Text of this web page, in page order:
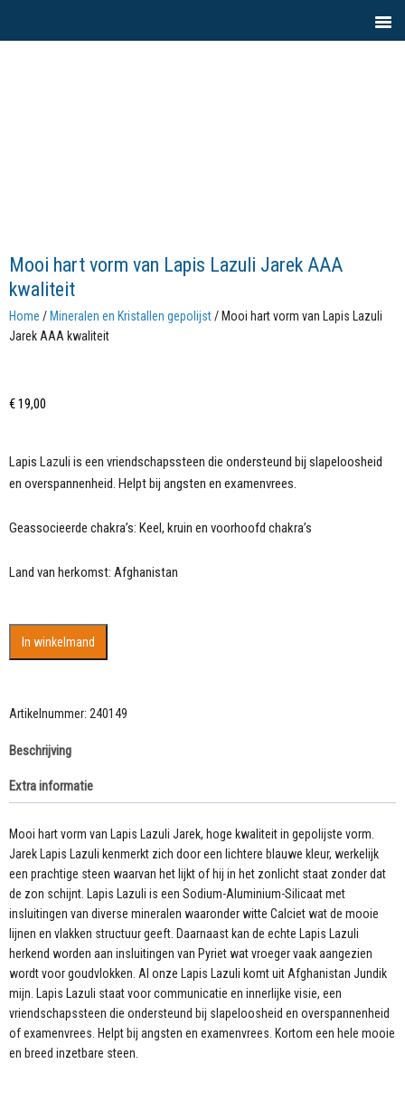
Mooi hart vorm van Lapis Lazuli Jarek AAA
kwaliteit
Home / Mineralen en Kristallen gepolijst/ Mooi hart vorm van Lapis Lazuli
Jarek AAA kwaliteit
€19,00
Lapis Lazuli is een vriendschapssteen die ondersteund bij slapeloosheid
en overspannenheid. Helpt bij angsten en examenvrees.
Geassocieerde chakra’s: Keel, kruin en voorhoofd chakra’s
Land van herkomst: Afghanistan
Lapis
Jarek
kwaliteit
In winkelmand
Artikelnummer: 240149
Beschrijving
Extra informatie
Mooi hart vorm van Lapis Lazuli Jarek, hoge kwaliteit in gepolijste vorm.
Jarek Lapis Lazuli kenmerkt zich door een lichtere blauwe kleur, werkelijk
een prachtige steen waarvan het lijkt of hij in het zonlicht staat zonder dat
de zon schijnt. Lapis Lazuli is een Sodium-Aluminium-Silicaat met
insluitingen van diverse mineralen waaronder witte Calciet wat de mooie
lijnen en vlakken structuur geeft. Daarnaast kan de echte Lapis Lazuli
herkend worden aan insluitingen van Pyriet wat vroeger vaak aangezien
wordt voor goudvlokken. Al onze Lapis Lazuli komt uit Afghanistan Jundik
mijn. Lapis Lazuli staat voor communicatie en innerlijke visie, een
vriendschapssteen die ondersteund bij slapeloosheid en overspannenheid
of examenvrees. Helpt bij angsten en examenvrees. Kortom een hele mooie
en breed inzetbare steen.